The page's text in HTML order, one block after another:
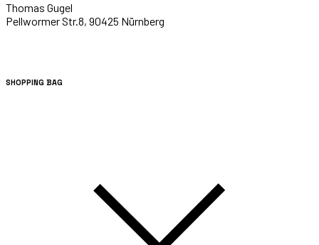
Thomas Gugel
Pellwormer Str.8, 90425 Nürnberg
SHOPPING BAG